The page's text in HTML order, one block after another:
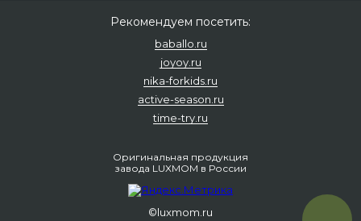
Рекомендуем посетить:
baballo.ru
joyoy.ru
nika-forkids.ru
active-season.ru
time-try.ru
Оригинальная продукция
завода LUXMOM в России
©luxmom.ru